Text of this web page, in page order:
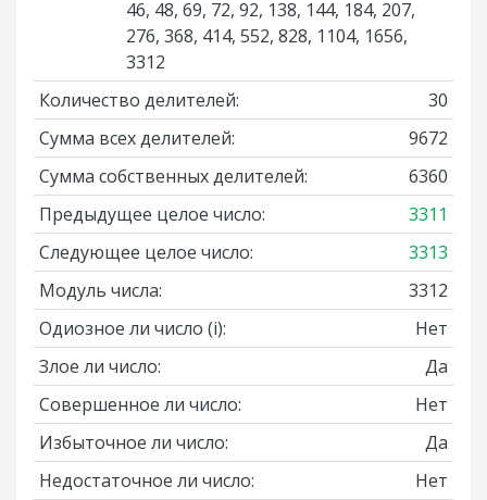
46, 48, 69, 72, 92, 138, 144, 184, 207,
276, 368, 414, 552, 828, 1104, 1656,
3312
Количество делителей:
30
Сумма всех делителей:
9672
Сумма собственных делителей:
6360
Предыдущее целое число:
3311
Следующее целое число:
3313
Модуль числа:
3312
Одиозное ли число (i):
Нет
Злое ли число:
Да
Совершенное ли число:
Нет
Избыточное ли число:
Да
Недостаточное ли число:
Нет